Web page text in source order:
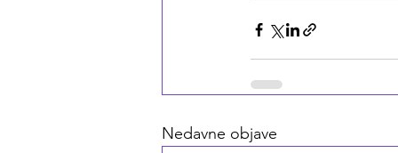
Nedavne objave